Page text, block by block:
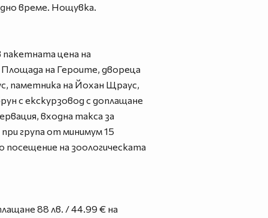
време. Нощувка.
пакетната цена на
Площада на Героите, двореца
паметника на Йохан Щраус,
с екскурзовод с доплащане
входна такса за
група от минимум 15
посещение на зоологическата
88 лв. / 44.99 € на